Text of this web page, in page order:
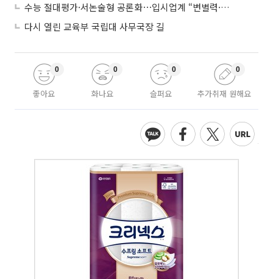
수능 절대평가·서논술형 공론화⋯입시업계 “변별력·사교육 대책 먼저”
다시 열린 교육부 국립대 사무국장 길
좋아요
0
화나요
0
슬퍼요
0
추가취재 원해요
0